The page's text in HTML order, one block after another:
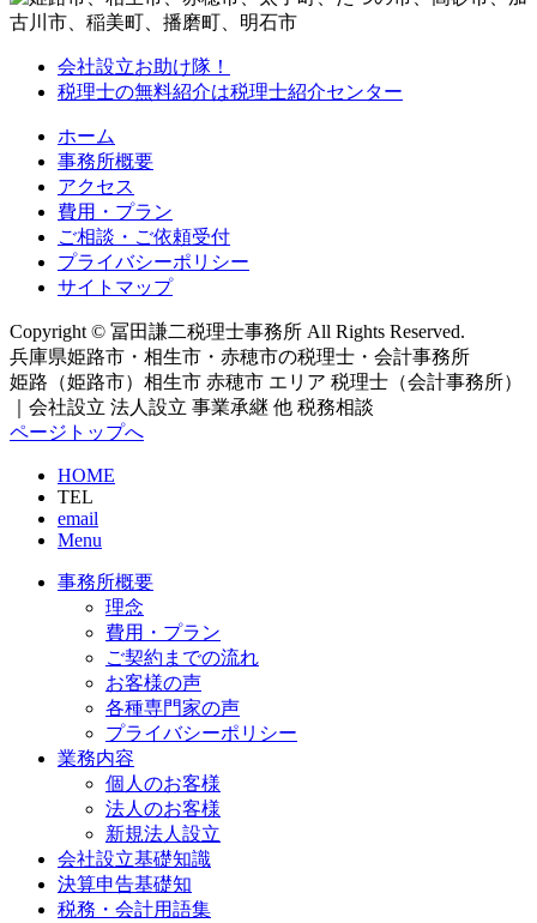
会社設立お助け隊！
税理士の無料紹介は税理士紹介センター
ホーム
事務所概要
アクセス
費用・プラン
ご相談・ご依頼受付
プライバシーポリシー
サイトマップ
Copyright © 冨田謙二税理士事務所 All Rights Reserved.
兵庫県姫路市・相生市・赤穂市の税理士・会計事務所
姫路（姫路市）相生市 赤穂市 エリア 税理士（会計事務所）
｜会社設立 法人設立 事業承継 他 税務相談
ページトップへ
HOME
TEL
email
Menu
事務所概要
理念
費用・プラン
ご契約までの流れ
お客様の声
各種専門家の声
プライバシーポリシー
業務内容
個人のお客様
法人のお客様
新規法人設立
会社設立基礎知識
決算申告基礎知
税務・会計用語集